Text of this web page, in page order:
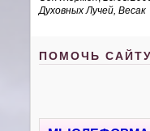
Духовных Лучей , Весак
ПОМОЧЬ САЙТУ